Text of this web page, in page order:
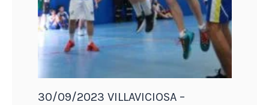
30/09/2023 VILLAVICIOSA –